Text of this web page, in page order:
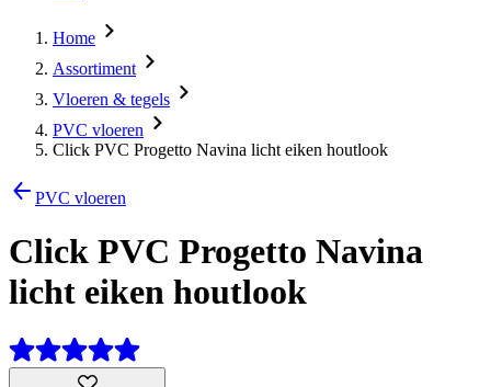
Home
Assortiment
Vloeren & tegels
PVC vloeren
Click PVC Progetto Navina licht eiken houtlook
PVC vloeren
Click PVC Progetto Navina
licht eiken houtlook